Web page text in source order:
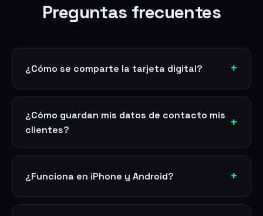
Preguntas frecuentes
¿Cómo se comparte la tarjeta digital?
¿Cómo guardan mis datos de contacto mis
clientes?
¿Funciona en iPhone y Android?